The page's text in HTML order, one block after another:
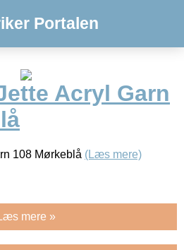
Portalen
Acryl Garn
108 Mørkeblå (Læs mere)
mere »